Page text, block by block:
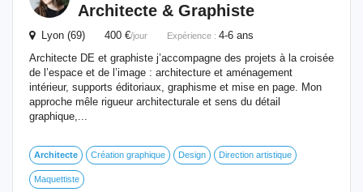
Architecte & Graphiste
Lyon (69) 400 €/jour Expérience : 4-6 ans
Architecte DE et graphiste j’accompagne des projets à la croisée
de l’espace et de l’image : architecture et aménagement
intérieur, supports éditoriaux, graphisme et mise en page. Mon
approche mêle rigueur architecturale et sens du détail
graphique,...
Architecte Création graphique Design Direction artistique
Maquettiste